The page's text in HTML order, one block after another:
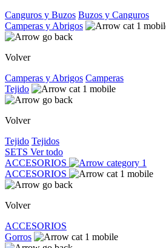
Canguros y Buzos Buzos y Canguros
Camperas y Abrigos
Volver
Camperas y Abrigos Camperas
Tejido
Volver
Tejido Tejidos
SETS Ver todo
ACCESORIOS
ACCESORIOS
Volver
ACCESORIOS
Gorros